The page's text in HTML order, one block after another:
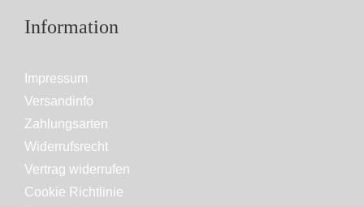
Information
Impressum
Versandinfo
Zahlungsarten
Widerrufsrecht
Vertrag widerrufen
Cookie Richtlinie